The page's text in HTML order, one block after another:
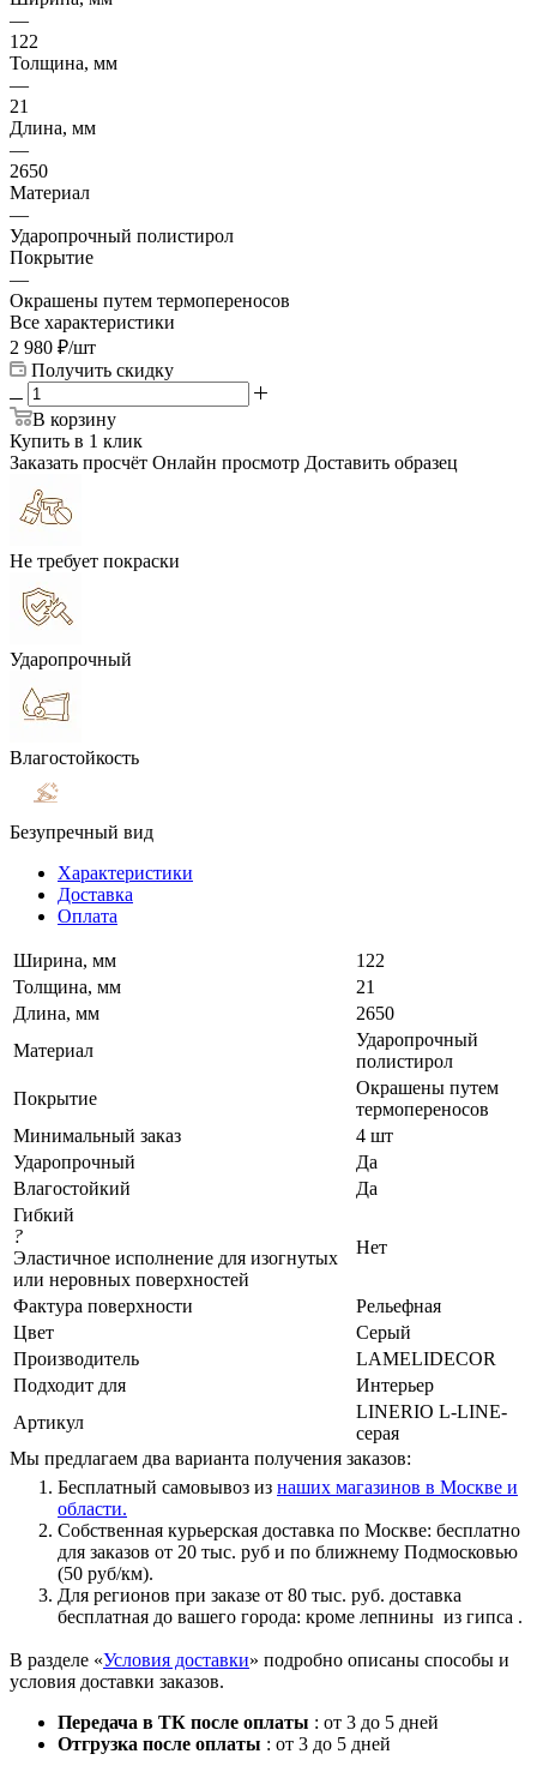
—
122
Толщина, мм
—
21
Длина, мм
—
2650
Материал
—
Ударопрочный полистирол
Покрытие
—
Окрашены путем термопереносов
Все характеристики
2 980 ₽/шт
Получить скидку
В корзину
Купить в 1 клик
Заказать просчёт Онлайн просмотр Доставить образец
Не требует покраски
Ударопрочный
Влагостойкость
Безупречный вид
Характеристики
Доставка
Оплата
Ширина, мм
122
Толщина, мм
21
Длина, мм
2650
Материал
Ударопрочный
полистирол
Покрытие
Окрашены путем
термопереносов
Минимальный заказ
4 шт
Ударопрочный
Да
Влагостойкий
Да
Гибкий
?
Эластичное исполнение для изогнутых
или неровных поверхностей
Нет
Фактура поверхности
Рельефная
Цвет
Серый
Производитель
LAMELIDECOR
Подходит для
Интерьер
Артикул
LINERIO L-LINE-
серая
Мы предлагаем два варианта получения заказов:
Бесплатный самовывоз из наших магазинов в Москве и
области.
Собственная курьерская доставка по Москве: бесплатно
для заказов от 20 тыс. руб и по ближнему Подмосковью
(50 руб/км).
Для регионов при заказе от 80 тыс. руб. доставка
бесплатная до вашего города: кроме лепнины из гипса .
В разделе «Условия доставки» подробно описаны способы и
условия доставки заказов.
Передача в ТК после оплаты : от 3 до 5 дней
Отгрузка после оплаты : от 3 до 5 дней